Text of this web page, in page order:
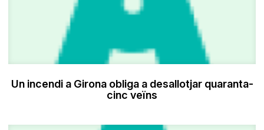
Un incendi a Girona obliga a desallotjar quaranta-
cinc veïns